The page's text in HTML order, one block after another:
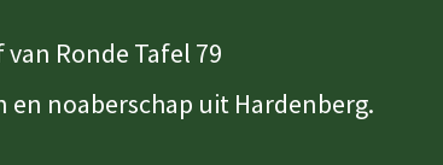
Ronde Tafel 79
en noaberschap uit Hardenberg.